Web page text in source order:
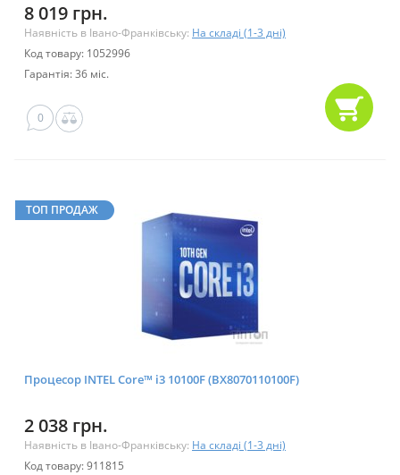
8 019 грн.
Наявність в Івано-Франківську: На складі (1-3 дні)
Код товару: 1052996
Гарантія: 36 міс.
0
ТОП ПРОДАЖ
Процесор INTEL Core™ i3 10100F (BX8070110100F)
2 038 грн.
Наявність в Івано-Франківську: На складі (1-3 дні)
Код товару: 911815